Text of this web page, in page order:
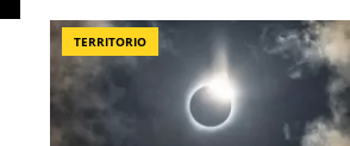
TERRITORIO